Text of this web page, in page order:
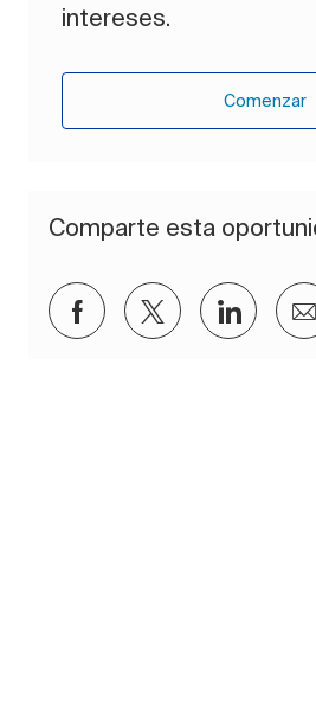
intereses.
Comenzar
Comparte esta
Compartir a través
Compartir a